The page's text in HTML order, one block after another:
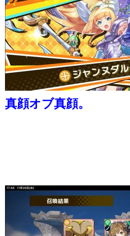
真顔オブ真顔。